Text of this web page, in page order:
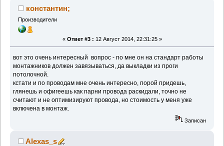
константин;
Производители
« Ответ #3 : 12 Август 2014, 22:31:25 »
вот это очень интересный вопрос - по мне он на стандарт работы
монтажников должен завязываться, да выкладки из проги
потолочной.
кстати и по проводам мне очень интересно, порой придешь,
глянешь и офигеешь как парни провода раскидали, точно не
считают и не оптимизируют провода, но стоимость у меня уже
включена в монтаж.
Записан
Alexas_s